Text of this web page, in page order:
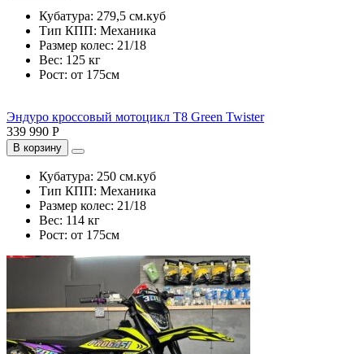
Кубатура: 279,5 см.куб
Тип КПП: Механика
Размер колес: 21/18
Вес: 125 кг
Рост: от 175см
Эндуро кроссовый мотоцикл T8 Green Twister
339 990 Р
В корзину
Кубатура: 250 см.куб
Тип КПП: Механика
Размер колес: 21/18
Вес: 114 кг
Рост: от 175см